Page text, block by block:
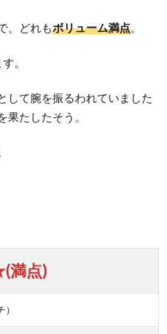
、どれもボリューム満点。
。
して腕を振るわれていました
たしたそう。
点)